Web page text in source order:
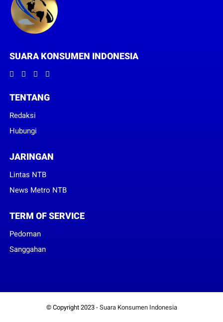
SUARA KONSUMEN INDONESIA
TENTANG
Redaksi
Hubungi
JARINGAN
Lintas NTB
News Metro NTB
TERM OF SERVICE
Pedoman
Sanggahan
© Copyright 2023 - Suara Konsumen Indonesia